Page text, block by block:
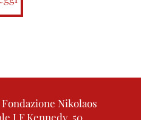
di Bari”, svoltasi
hanno
pugliese e della
Nikolaos
J.F.Kennedy, 50